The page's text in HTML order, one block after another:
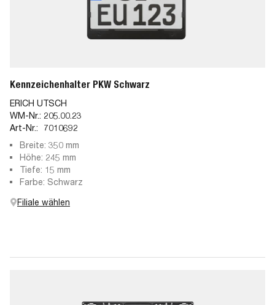
Kennzeichenhalter PKW Schwarz
ERICH UTSCH
WM-Nr.: 205.00.23
Art-Nr.:
7010692
Breite: 350 mm
Höhe: 245 mm
Tiefe: 15 mm
Farbe: Schwarz
Filiale wählen